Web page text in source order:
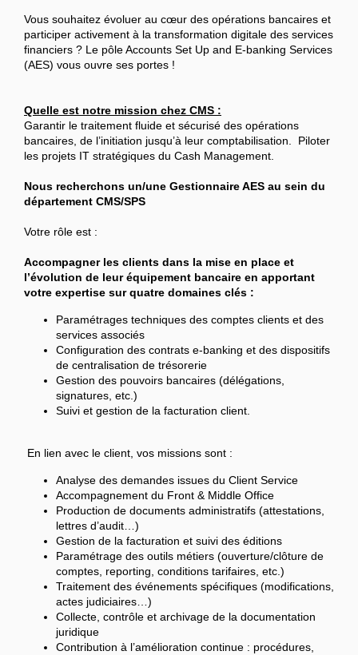
Vous souhaitez évoluer au cœur des opérations bancaires et
participer activement à la transformation digitale des services
financiers ? Le pôle Accounts Set Up and E-banking Services
(AES) vous ouvre ses portes !
Quelle est notre mission chez CMS :
Garantir le traitement fluide et sécurisé des opérations
bancaires, de l’initiation jusqu’à leur comptabilisation. Piloter
les projets IT stratégiques du Cash Management.
Nous recherchons un/une Gestionnaire AES au sein du
département CMS/SPS
Votre rôle est :
Accompagner les clients dans la mise en place et
l’évolution de leur équipement bancaire en apportant
votre expertise sur quatre domaines clés :
Paramétrages techniques des comptes clients et des
services associés
Configuration des contrats e-banking et des dispositifs
de centralisation de trésorerie
Gestion des pouvoirs bancaires (délégations,
signatures, etc.)
Suivi et gestion de la facturation client.
En lien avec le client, vos missions sont :
Analyse des demandes issues du Client Service
Accompagnement du Front & Middle Office
Production de documents administratifs (attestations,
lettres d’audit…)
Gestion de la facturation et suivi des éditions
Paramétrage des outils métiers (ouverture/clôture de
comptes, reporting, conditions tarifaires, etc.)
Traitement des événements spécifiques (modifications,
actes judiciaires…)
Collecte, contrôle et archivage de la documentation
juridique
Contribution à l’amélioration continue : procédures,